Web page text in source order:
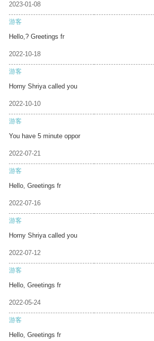
2023-01-08
游客
Hello,? Greetings fr
2022-10-18
游客
Horny Shriya called you
2022-10-10
游客
You have 5 minute oppor
2022-07-21
游客
Hello, Greetings fr
2022-07-16
游客
Horny Shriya called you
2022-07-12
游客
Hello, Greetings fr
2022-05-24
游客
Hello, Greetings fr